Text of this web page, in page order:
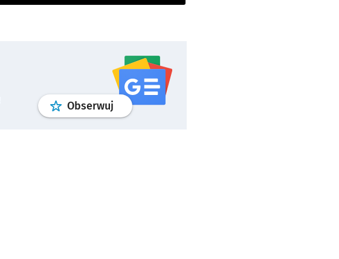
Obserwuj profilgoogle news